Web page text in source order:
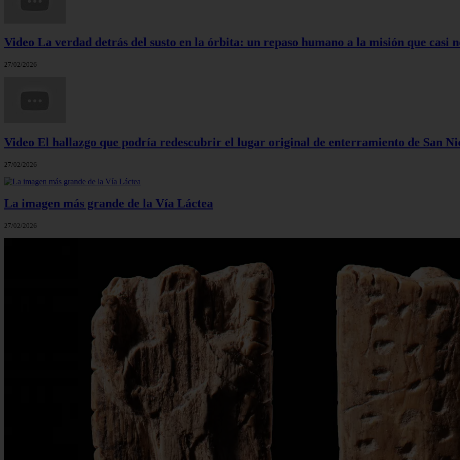
Video La verdad detrás del susto en la órbita: un repaso humano a la misión que casi
27/02/2026
Video El hallazgo que podría redescubrir el lugar original de enterramiento de San
27/02/2026
La imagen más grande de la Vía Láctea
27/02/2026